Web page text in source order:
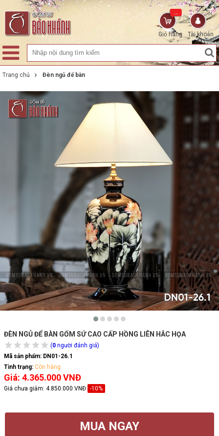
Tài khoản
Giỏ hàng
...
Trang chủ Đèn ngủ để bàn
ĐÈN NGỦ ĐỂ BÀN GỐM SỨ CAO CẤP HỒNG LIÊN HẮC HỌA
(0 người đánh giá)
Mã sản phẩm: DN01-26.1
Tình trạng: Còn hàng
Giá: 4.365.000 VNĐ
Giá chưa giảm: 4.850.000 VNĐ -10%
MUA NGAY